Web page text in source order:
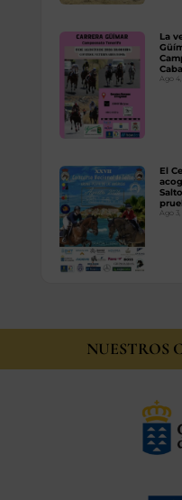
La
Ago
El
Ago 3,
NUESTROS